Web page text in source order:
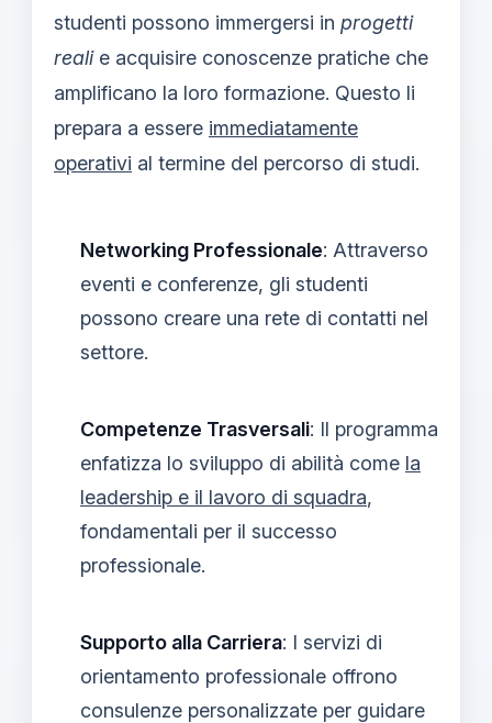
studenti possono immergersi in progetti
realie acquisire conoscenze pratiche che
amplificano la loro formazione. Questo li
prepara a essere immediatamente
operativi al termine del percorso di studi.
Networking Professionale: Attraverso
eventi e conferenze, gli studenti
possono creare una rete di contatti nel
settore.
Competenze Trasversali: Il programma
enfatizza lo sviluppo di abilità come la
leadership e il lavoro di squadra,
fondamentali per il successo
professionale.
Supporto alla Carriera: I servizi di
orientamento professionale offrono
consulenze personalizzate per guidare